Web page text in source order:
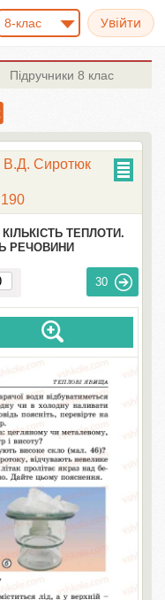
8-клас
Підручники 8 клас
В.Д. Сиротюк
КІЛЬКІСТЬ ТЕПЛОТИ.
РЕЧОВИНИ
30